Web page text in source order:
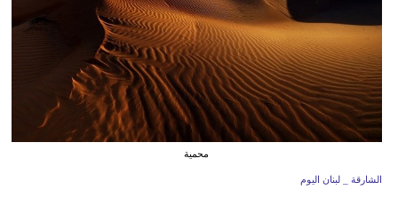
ديكور
محمية
الشارقة _ لبنان اليوم